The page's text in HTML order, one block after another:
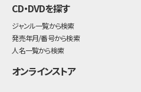
CD・DVDを探す
ジャンル一覧から検索
発売年月/番号から検索
人名一覧から検索
オンラインストア